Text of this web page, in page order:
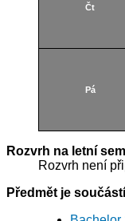
Čt
Pá
Rozvrh na letní
Rozvrh není
Předmět je